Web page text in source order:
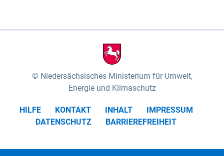
Niedersächsisches Ministerium für Umwelt,
Energie und Klimaschutz
HILFE KONTAKT INHALT
IMPRESSUM
DATENSCHUTZ
BARRIEREFREIHEIT